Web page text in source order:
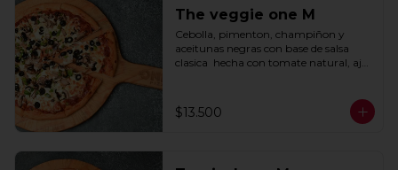
The veggie one M
Cebolla, pimenton, champiñon y
aceitunas negras con base de salsa
clasica  hecha con tomate natural, ajo,
$13.500